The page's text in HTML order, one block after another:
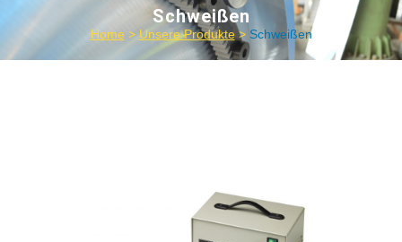
Schweißen
Home > Unsere Produkte> Schweißen